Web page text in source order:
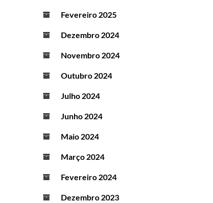
Fevereiro 2025
Dezembro 2024
Novembro 2024
Outubro 2024
Julho 2024
Junho 2024
Maio 2024
Março 2024
Fevereiro 2024
Dezembro 2023